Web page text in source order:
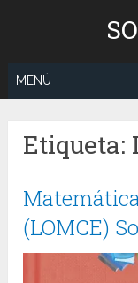
MENÚ
Etiqueta:
(LOMCE)